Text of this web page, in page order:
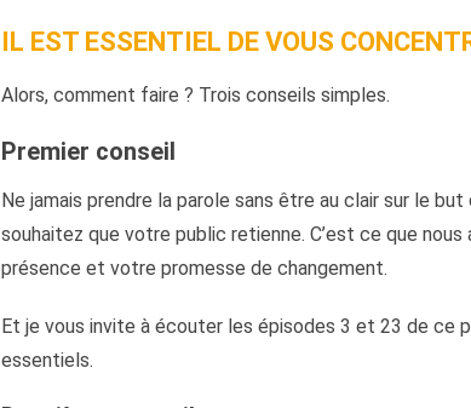
IL EST ESSENTIEL DE VOUS
Alors, comment faire ? Trois conseils simples.
Premier conseil
Ne jamais prendre la parole sans être au clair sur le
souhaitez que votre public retienne. C’est ce que
présence et votre promesse de changement.
Et je vous invite à écouter les épisodes 3 et 23 de ce
essentiels.